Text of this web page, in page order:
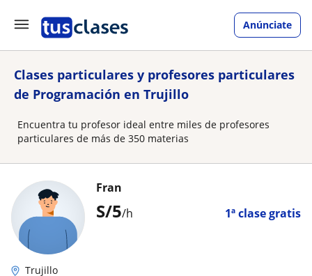
Anúnciate
Clases particulares y profesores particulares
de Programación en Trujillo
Encuentra tu profesor ideal entre miles de profesores
particulares de más de 350 materias
S/5/h 1ª clase gratis
Fran
Trujillo